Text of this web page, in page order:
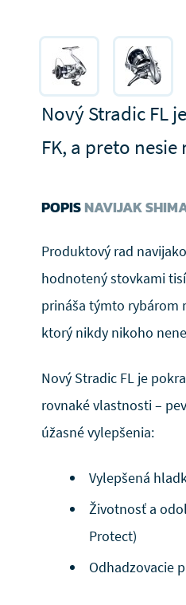
Nový Stradic FL
FK, a preto
POPISNAVIJAK
Produktový rad
hodnotený stovkami
prináša týmto rybárom
ktorý nikdy nikoho
Nový Stradic FL je
rovnaké vlastnosti –
úžasné vylepšenia:
Vylepšená
Životnosť a
Protect)
Odhadzovacie